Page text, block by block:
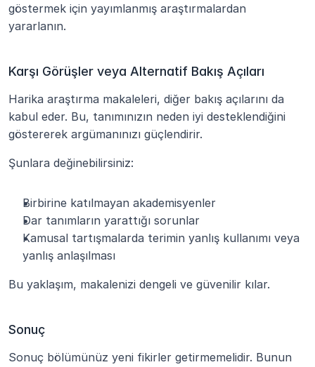
göstermek için yayımlanmış araştırmalardan
yararlanın.
Karşı Görüşler veya Alternatif Bakış Açıları
Harika araştırma makaleleri, diğer bakış açılarını da
kabul eder. Bu, tanımınızın neden iyi desteklendiğini
göstererek argümanınızı güçlendirir.
Şunlara değinebilirsiniz:
Birbirine katılmayan akademisyenler
Dar tanımların yarattığı sorunlar
Kamusal tartışmalarda terimin yanlış kullanımı veya
yanlış anlaşılması
Bu yaklaşım, makalenizi dengeli ve güvenilir kılar.
Sonuç
Sonuç bölümünüz yeni fikirler getirmemelidir. Bunun